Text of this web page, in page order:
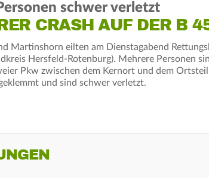
schwer verletzt
CRASH AUF DER B
Martinshorn eilten am Dienstagabend
Hersfeld-Rotenburg). Mehrere Personen
Pkw zwischen dem Kernort und dem
und sind schwer verletzt.